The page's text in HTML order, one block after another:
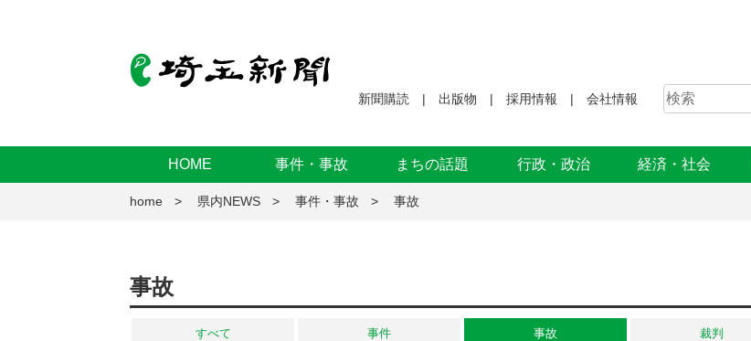
新聞購読 出版物 採用情報 会社情報
HOME 事件・事故 まちの話題 行政・政治 経済・社会
home 県内NEWS 事件・事故 事故
事故
すべて 事件 事故 裁判